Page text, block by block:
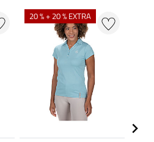
20 % + 20 % EXTRA